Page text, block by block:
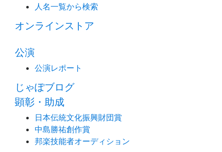
人名一覧から検索
オンラインストア
公演
公演レポート
じゃぽブログ
顕彰・助成
日本伝統文化振興財団賞
中島勝祐創作賞
邦楽技能者オーディション